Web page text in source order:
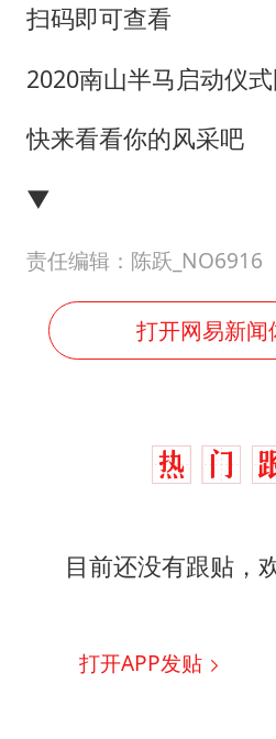
扫码即可查看
2020南山半马启动仪
快来看看你的风采吧
▼
责任编辑：陈跃_NO6916
打开网易新闻
目前还没有跟贴，
打开APP发贴